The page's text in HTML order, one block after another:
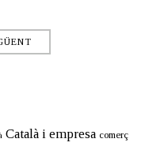
Català i empresa comerç